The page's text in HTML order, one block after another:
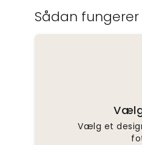
Sådan fungerer
Vælg et